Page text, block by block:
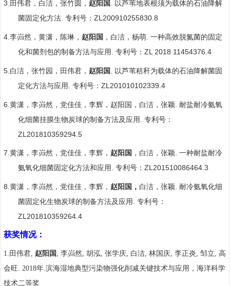
3. 田伟君，白洁，张竹圆， 赵阳国
以芦苇地表根须为载体的石油降解
菌固定化方法 专利号： ZL200910255830.8
4. 李岿然，黄潇，陈琳， 赵阳国 ，白洁，杨萌 一种高效脱氮菌的固定
化和菌剂包的制备方法与应用
专利号： ZL 2018 11454376.4
5. 白洁，张竹园，田伟君， 赵阳国
以芦苇秸秆为载体的石油降解菌固
定化方法与应用
专利号： ZL201010102339.4
6. 黄潇，李岿然，党佳佳，李辉，赵阳国，白洁，张颖
耐盐耐冷氨氧
化细菌挂膜生物炭球的制备方法及应用
专利号：
ZL201810359294.5
7. 黄潇，李岿然，党佳佳，李辉， 赵阳国 ，白洁，张颖 一种耐盐耐冷
氨氧化细菌固定化方法和应用
专利号： ZL201510086464.3
8. 黄潇，李岿然，党佳佳，李辉， 赵阳国， 白洁，张颖
耐冷氨氧化细
菌固定化生物炭球的制备方法及应用
专利号：
ZL201810359264.4
获奖情况：
1. 田伟君 赵阳国 李岿然 胡泓 张学庆 白洁 林国庆 李正炎 邹立 高
会旺 . 2018年 滨海湿地典型污染物强化削减关键技术与应用 ，海洋科学
技术二等奖